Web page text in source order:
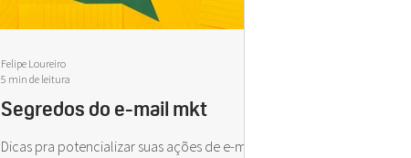
Segredos do e-mail mkt
Dicas pra potencializar suas ações de e-mail
Felipe Loureiro
5 min de leitura